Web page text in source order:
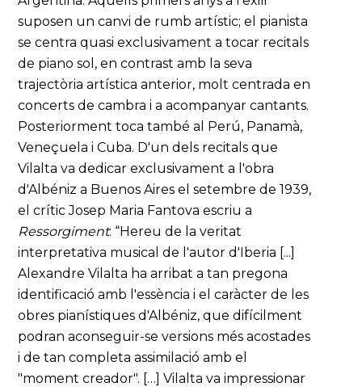
suposen un canvi de rumb artístic; el pianista
se centra quasi exclusivament a tocar recitals
de piano sol, en contrast amb la seva
trajectòria artística anterior, molt centrada en
concerts de cambra i a acompanyar cantants.
Posteriorment toca també al Perú, Panamà,
Veneçuela i Cuba. D'un dels recitals que
Vilalta va dedicar exclusivament a l'obra
d'Albéniz a Buenos Aires el setembre de 1939,
el crític Josep Maria Fantova escriu a
Ressorgiment: “Hereu de la veritat
interpretativa musical de l'autor d'Iberia [...]
Alexandre Vilalta ha arribat a tan pregona
identificació amb l'essència i el caràcter de les
obres pianístiques d'Albéniz, que difícilment
podran aconseguir-se versions més acostades
i de tan completa assimilació amb el
"moment creador". […] Vilalta va impressionar